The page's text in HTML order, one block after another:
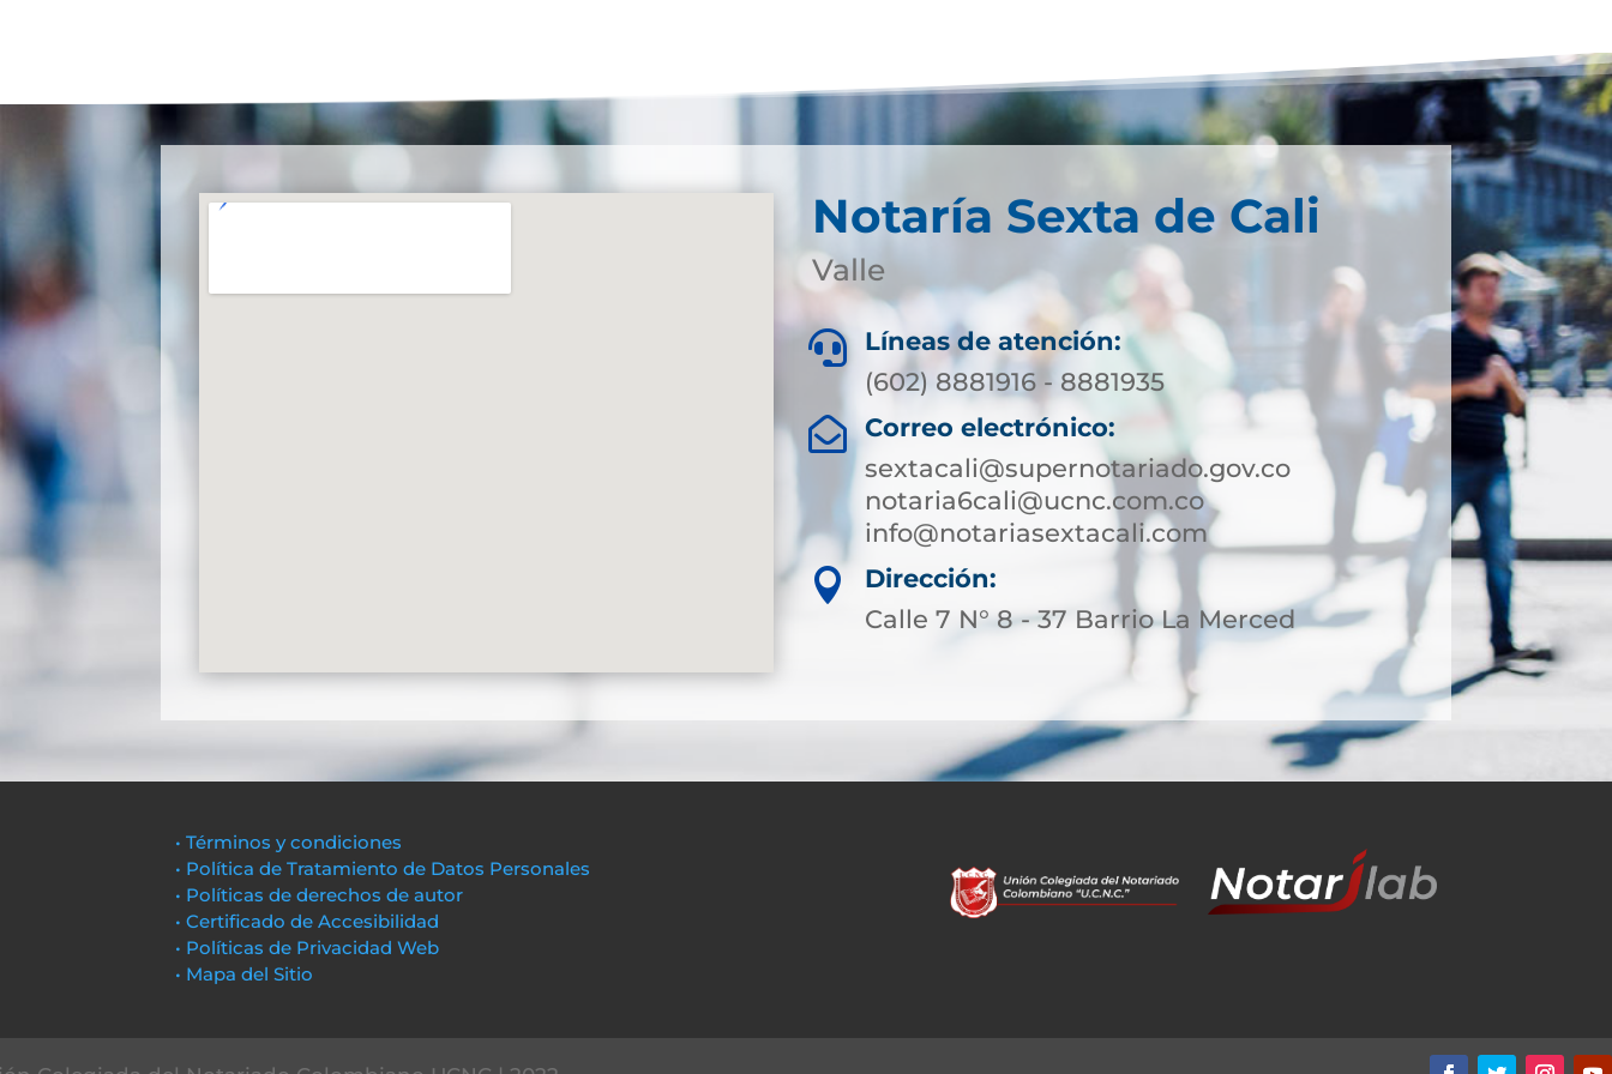
Notaría Sexta de Cali
Valle

Líneas de atención:
(602) 8881916 - 8881935
 Correo electrónico:
sextacali@supernotariado.gov.co
notaria6cali@ucnc.com.co
info@notariasextacali.com

Dirección:
Calle 7 N° 8 - 37 Barrio La Merced
• Términos y condiciones
• Política de Tratamiento de Datos Personales
• Políticas de derechos de autor
• Certificado de Accesibilidad
• Políticas de Privacidad Web
• Mapa del Sitio